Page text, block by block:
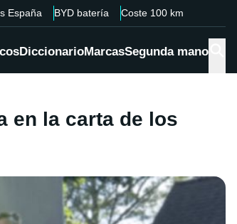
España BYD batería Coste 100 km
DiccionarioMarcasSegunda mano
en la carta de los